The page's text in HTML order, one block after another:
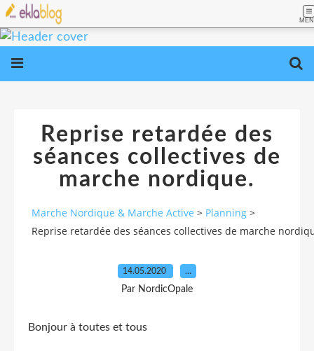
Reprise retardée des
séances collectives de
marche nordique.
Marche Nordique & Marche Active > Planning >
Reprise retardée des séances collectives de marche
14.05.2020 …
Par NordicOpale
Bonjour à toutes et tous